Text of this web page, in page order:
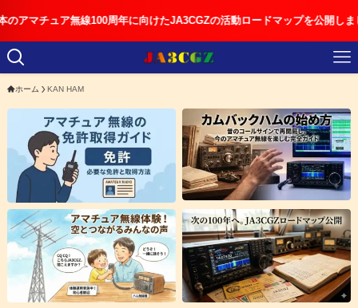
チュア無線100周年に向けたJA3CGZの活動ロードマップを公開しました
ホーム KAN HAM